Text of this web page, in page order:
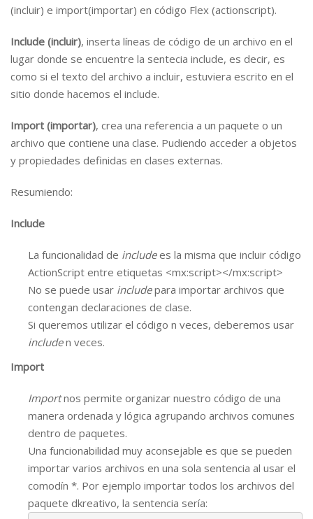
(incluir) e import(importar) en código Flex (actionscript).
Include (incluir), inserta líneas de código de un archivo en el
lugar donde se encuentre la sentecia include, es decir, es
como si el texto del archivo a incluir, estuviera escrito en el
sitio donde hacemos el include.
Import (importar), crea una referencia a un paquete o un
archivo que contiene una clase. Pudiendo acceder a objetos
y propiedades definidas en clases externas.
Resumiendo:
Include
La funcionalidad de includees la misma que incluir código
ActionScript entre etiquetas <mx:script></mx:script>
No se puede usar includepara importar archivos que
contengan declaraciones de clase.
Si queremos utilizar el código n veces, deberemos usar
includen veces.
Import
Importnos permite organizar nuestro código de una
manera ordenada y lógica agrupando archivos comunes
dentro de paquetes.
Una funcionabilidad muy aconsejable es que se pueden
importar varios archivos en una sola sentencia al usar el
comodín *. Por ejemplo importar todos los archivos del
paquete dkreativo, la sentencia sería: